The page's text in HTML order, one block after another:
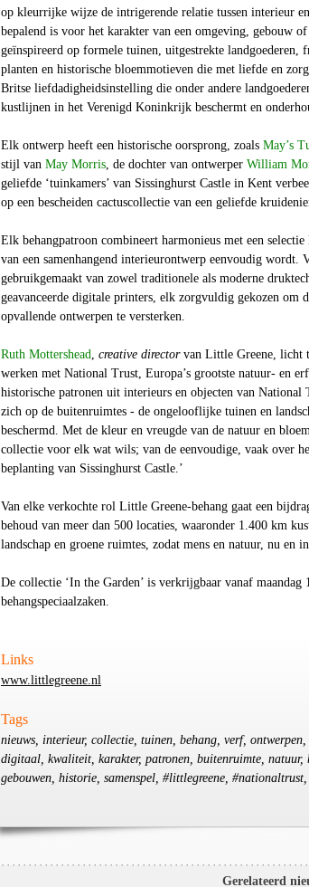
op kleurrijke wijze de intrigerende relatie tussen interieur
bepalend is voor het karakter van een omgeving, gebouw
geïnspireerd op formele tuinen, uitgestrekte landgoederen,
planten en historische bloemmotieven die met liefde en
Britse liefdadigheidsinstelling die onder andere
kustlijnen in het Verenigd Koninkrijk beschermt en
Elk ontwerp heeft een historische oorsprong, zoals May’s
stijl van May Morris, de dochter van ontwerper William
geliefde ‘tuinkamers’ van Sissinghurst Castle in Kent
op een bescheiden cactuscollectie van een geliefde
Elk behangpatroon combineert harmonieus met een
van een samenhangend interieurontwerp eenvoudig wordt.
gebruikgemaakt van zowel traditionele als moderne
geavanceerde digitale printers, elk zorgvuldig gekozen om
opvallende ontwerpen te versterken.
Ruth Mottershead, creative directorvan Little Greene, licht
werken met National Trust, Europa’s grootste natuur- en
historische patronen uit interieurs en objecten van National
zich op de buitenruimtes - de ongelooflijke tuinen en
beschermd. Met de kleur en vreugde van de natuur en
collectie voor elk wat wils; van de eenvoudige, vaak over
beplanting van Sissinghurst Castle.’
Van elke verkochte rol Little Greene-behang gaat een
behoud van meer dan 500 locaties, waaronder 1.400 km
landschap en groene ruimtes, zodat mens en natuur, nu en
De collectie ‘In the Garden’ is verkrijgbaar vanaf
behangspeciaalzaken.
Links
www.littlegreene.nl
Tags
nieuws, interieur, collectie, tuinen, behang, verf,
digitaal, kwaliteit, karakter, patronen, buitenruimte, natuur,
gebouwen, historie, samenspel, #littlegreene,
Gerelateerd